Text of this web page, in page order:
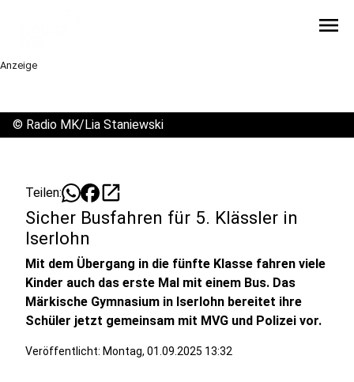
menu
Anzeige
© Radio MK/Lia Staniewski
Teilen: open_in_new
Sicher Busfahren für 5. Klässler in
Iserlohn
Mit dem Übergang in die fünfte Klasse fahren viele
Kinder auch das erste Mal mit einem Bus. Das
Märkische Gymnasium in Iserlohn bereitet ihre
Schüler jetzt gemeinsam mit MVG und Polizei vor.
Veröffentlicht: Montag, 01.09.2025 13:32